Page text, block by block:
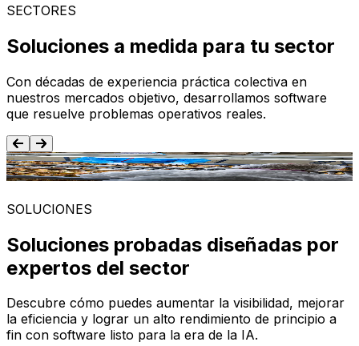
SECTORES
Soluciones a medida para tu sector
Con décadas de experiencia práctica colectiva en
nuestros mercados objetivo, desarrollamos software
que resuelve problemas operativos reales.
Alimentación y Bebida
SOLUCIONES
Soluciones probadas diseñadas por
expertos del sector
Descubre cómo puedes aumentar la visibilidad, mejorar
la eficiencia y lograr un alto rendimiento de principio a
fin con software listo para la era de la IA.